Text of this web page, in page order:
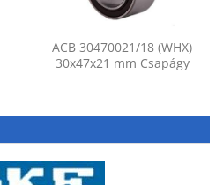
ACB 30470021/18 (WHX)
30x47x21 mm Csapágy